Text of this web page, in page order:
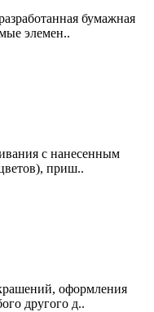
бумажная
элемен..
с нанесенным
приш..
оформления
другого д..